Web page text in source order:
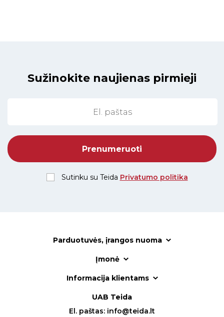
Sužinokite naujienas pirmieji
Sutinku su Teida Privatumo politika
Parduotuvės, įrangos nuoma
Įmonė
Informacija klientams
UAB Teida
El. paštas: info@teida.lt